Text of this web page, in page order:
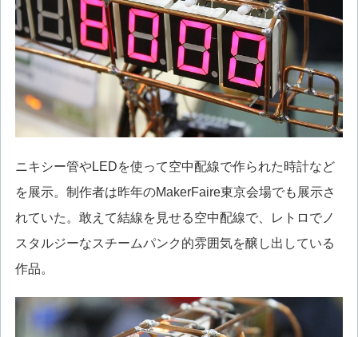
ニキシー管やLEDを使って空中配線で作られた時計など
を展示。制作者は昨年のMakerFaire東京会場でも展示さ
れていた。敢えて結線を見せる空中配線で、レトロでノ
スタルジーなスチームパンク的雰囲気を醸し出している
作品。